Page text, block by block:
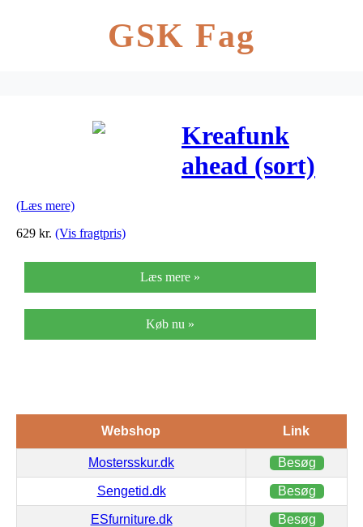
GSK Fag
Kreafunk
ahead (sort)
(Læs mere)
629 kr. (Vis fragtpris)
Læs mere »
Køb nu »
Webshop Link
Mostersskur.dk Besøg
Sengetid.dk Besøg
ESfurniture.dk Besøg